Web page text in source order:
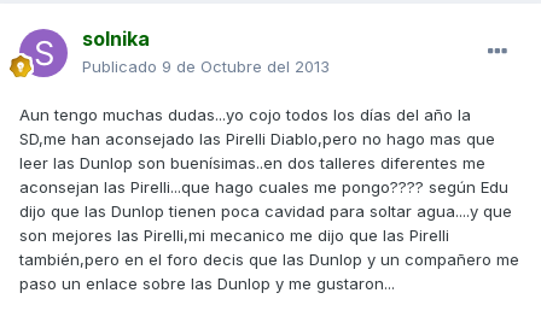
solnika
Publicado 9 de Octubre del 2013
Aun tengo muchas dudas...yo cojo todos los días del año la
SD,me han aconsejado las Pirelli Diablo,pero no hago mas que
leer las Dunlop son buenísimas..en dos talleres diferentes me
aconsejan las Pirelli...que hago cuales me pongo???? según Edu
dijo que las Dunlop tienen poca cavidad para soltar agua....y que
son mejores las Pirelli,mi mecanico me dijo que las Pirelli
también,pero en el foro decis que las Dunlop y un compañero me
paso un enlace sobre las Dunlop y me gustaron...